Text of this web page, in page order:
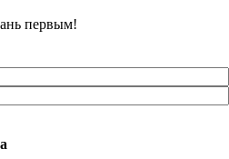
первым!